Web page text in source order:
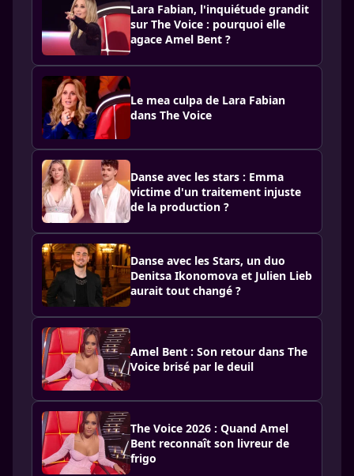
Lara Fabian, l'inquiétude grandit
sur The Voice : pourquoi elle
agace Amel Bent ?
Le mea culpa de Lara Fabian
dans The Voice
Danse avec les stars : Emma
victime d'un traitement injuste
de la production ?
Danse avec les Stars, un duo
Denitsa Ikonomova et Julien Lieb
aurait tout changé ?
Amel Bent : Son retour dans The
Voice brisé par le deuil
The Voice 2026 : Quand Amel
Bent reconnaît son livreur de
frigo